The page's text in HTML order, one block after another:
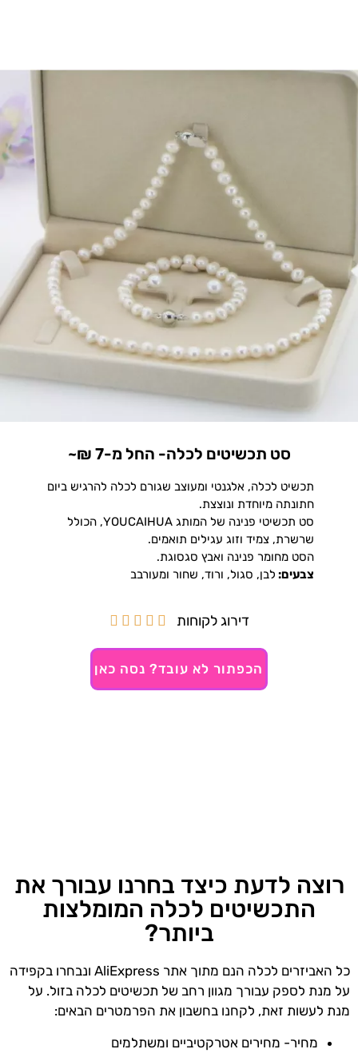
סט תכשיטים לכלה- החל מ-7 ₪~
תכשיט לכלה, אלגנטי ומעוצב שגורם לכלה להרגיש ביום
חתונתה מיוחדת ונוצצת.
סט תכשיטי פנינה של המותג YOUCAIHUA, הכולל
שרשרת, צמיד וזוג עגילים תואמים.
הסט מחומר פנינה ואבץ סגסוגת.
צבעים: לבן, סגול, ורוד, שחור ומעורבב
דירוג לקוחות 




הכפתור לא עובד? נסה כאן
רוצה לדעת כיצד בחרנו עבורך את
התכשיטים לכלה המומלצות
ביותר?
כל האביזרים לכלה הנם מתוך אתר AliExpress ונבחרו בקפידה
על מנת לספק עבורך מגוון רחב של תכשיטים לכלה בזול. על
מנת לעשות זאת, לקחנו בחשבון את הפרמטרים הבאים:
מחיר- מחירים אטרקטיביים ומשתלמים